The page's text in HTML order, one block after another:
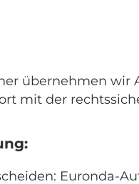
übernehmen
mit der
Euronda-